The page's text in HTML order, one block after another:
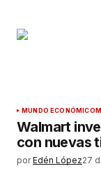
MUNDO ECONÓMICO
Walmart
con nuevas
por Edén López27